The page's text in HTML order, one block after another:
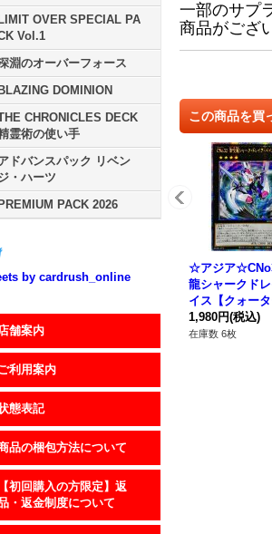
OVER SPECIAL PA
Vol.1
淵のオーバーフォース
DOMINION
CHRONICLES DECK
霊術の使い手
ドバンスパック リベン
・ハーツ
PACK 2026
by cardrush_online
店舗案内
利用案内
態表記
品の梱包方法について
【初回購入の方限定】返
・返金制度について
一部のサプ
商品がござ
この商品を買
☆アジア
龍シャークド
イス【クォー
チュリーシーク
ト】{アジア
1,980円(税込)
在庫数 6枚